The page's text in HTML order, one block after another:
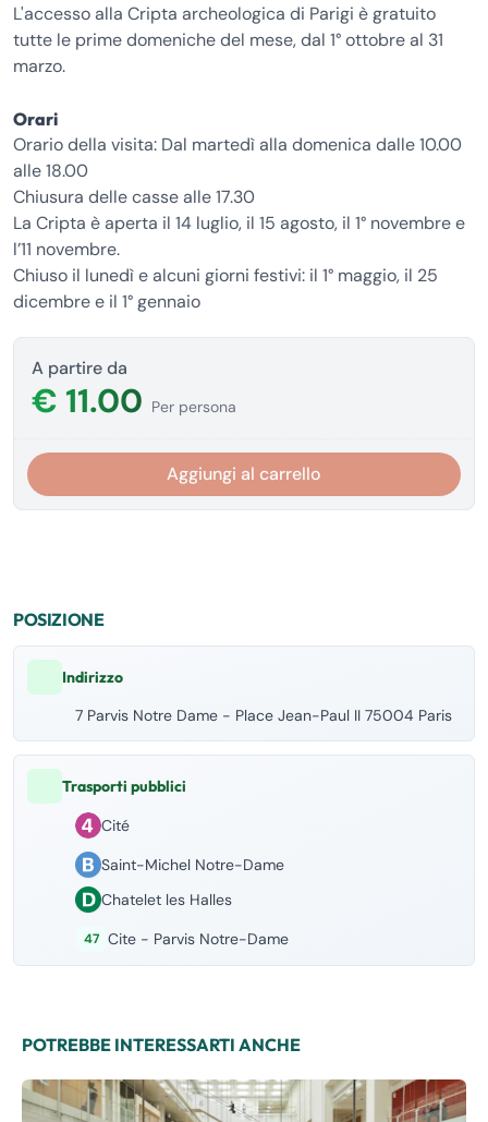
L'accesso alla Cripta archeologica di Parigi è gratuito
tutte le prime domeniche del mese, dal 1° ottobre al 31
marzo.
Orari
Orario della visita: Dal martedì alla domenica dalle 10.00
alle 18.00
Chiusura delle casse alle 17.30
La Cripta è aperta il 14 luglio, il 15 agosto, il 1° novembre e
l’11 novembre.
Chiuso il lunedì e alcuni giorni festivi: il 1° maggio, il 25
dicembre e il 1° gennaio
A partire da
€ 11.00 Per persona
Aggiungi al carrello
POSIZIONE
Indirizzo
7 Parvis Notre Dame - Place Jean-Paul II 75004 Paris
Trasporti pubblici
Cité
Saint-Michel Notre-Dame
Chatelet les Halles
47 Cite - Parvis Notre-Dame
POTREBBE INTERESSARTI ANCHE